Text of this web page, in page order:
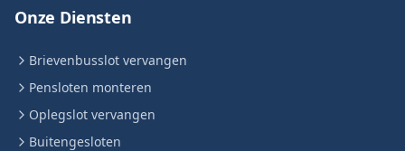
Onze Diensten
Brievenbusslot vervangen
Pensloten monteren
Oplegslot vervangen
Buitengesloten